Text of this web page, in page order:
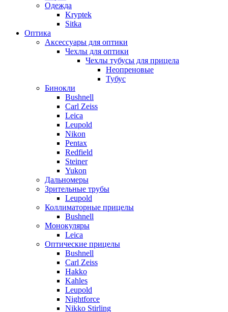
Одежда
Kryptek
Sitka
Оптика
Аксессуары для оптики
Чехлы для оптики
Чехлы тубусы для прицела
Неопреновые
Тубус
Бинокли
Bushnell
Carl Zeiss
Leica
Leupold
Nikon
Pentax
Redfield
Steiner
Yukon
Дальномеры
Зрительные трубы
Leupold
Коллиматорные прицелы
Bushnell
Монокуляры
Leica
Оптические прицелы
Bushnell
Carl Zeiss
Hakko
Kahles
Leupold
Nightforce
Nikko Stirling